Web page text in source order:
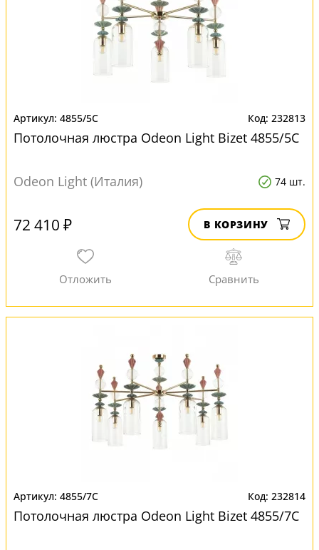
4855/5C 232813
Потолочная люстра Odeon Light Bizet 4855/5C
Odeon Light (Италия) 74 шт.
72 410 ₽ В КОРЗИНУ
4855/7C 232814
Потолочная люстра Odeon Light Bizet 4855/7C